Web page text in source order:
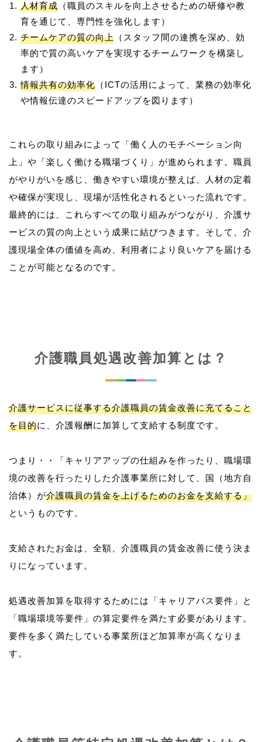
人材育成 （職員のスキルを向上させるための研修や教
育を通じて、専門性を強化します）
チームケアの質の向上 （スタッフ間の連携を深め、効
率的で質の高いケアを実現するチームワークを構築し
ます）
情報共有の効率化 （ICTの活用によって、業務の効率化
や情報伝達のスピードアップを図ります）
これらの取り組みによって「働く人のモチベーション向
上」や「楽しく働ける職場づくり」が進められます。職員
がやりがいを感じ、働きやすい環境が整えば、人材の定着
や確保が実現し、現場が活性化されるといった流れです。
最終的には、これらすべての取り組みがつながり、介護サ
ービスの質の向上という成果に結びつきます。そして、介
護現場全体の価値を高め、利用者により良いケアを届ける
介護職員処遇改善加算とは？
介護サービスに従事する介護職員の賃金改善に充てること
を目的に、介護報酬に加算して支給する制度です。
つまり・・「キャリアアップの仕組みを作ったり、職場環
境の改善を行ったりした介護事業所に対して、国（地方自
治体）が介護職員の賃金を上げるためのお金を支給する」
というものです。
支給されたお金は、全額、介護職員の賃金改善に使う決ま
りになっています。
処遇改善加算を取得するためには「キャリアパス要件」と
「職場環境等要件」の算定要件を満たす必要があります。
要件を多く満たしている事業所ほど加算率が高くなりま
す。